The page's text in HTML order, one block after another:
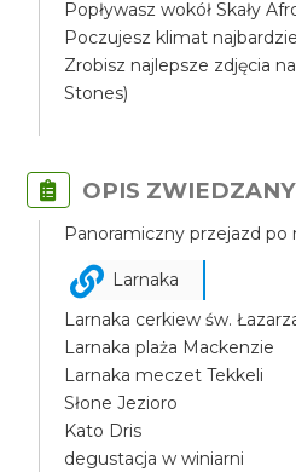
Popływasz wokół Skały
Poczujesz klimat
Zrobisz najlepsze zdjęcia
Stones)
OPIS
Panoramiczny przejazd po
Larnaka
Larnaka cerkiew św.
Larnaka plaża Mackenzie
Larnaka meczet Tekkeli
Słone Jezioro
Kato Dris
degustacja w winiarni